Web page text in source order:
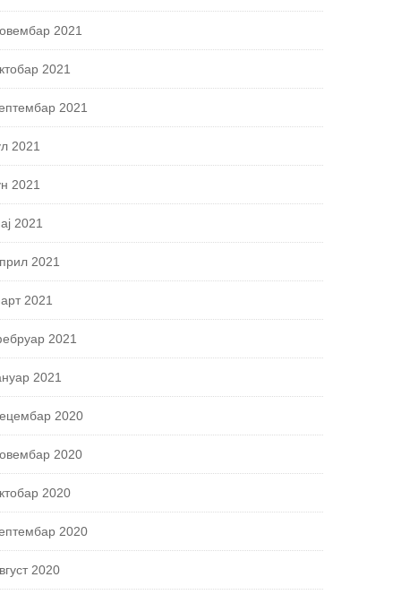
2021
2021
2021
2021
2021
2021
2021
2021
2021
2021
2020
2020
2020
2020
2020